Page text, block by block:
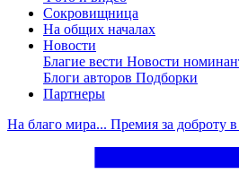
Сокровищница
На общих началах
Новости
Благие вести Новости
Блоги авторов Подборки
Партнеры
На благо мира... Премия за доброту в